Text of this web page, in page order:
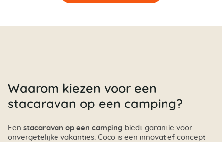
Waarom kiezen voor een
stacaravan op een camping?
Een stacaravan op een camping biedt garantie voor
onvergetelijke vakanties. Coco is een innovatief concept